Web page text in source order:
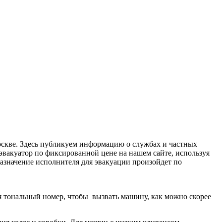
Здесь публикуем информацию о службах и частных
по фиксированной цене на нашем сайте, используя
исполнителя для эвакуации произойдет по
тональный номер, чтобы вызвать машину, как можно скорее